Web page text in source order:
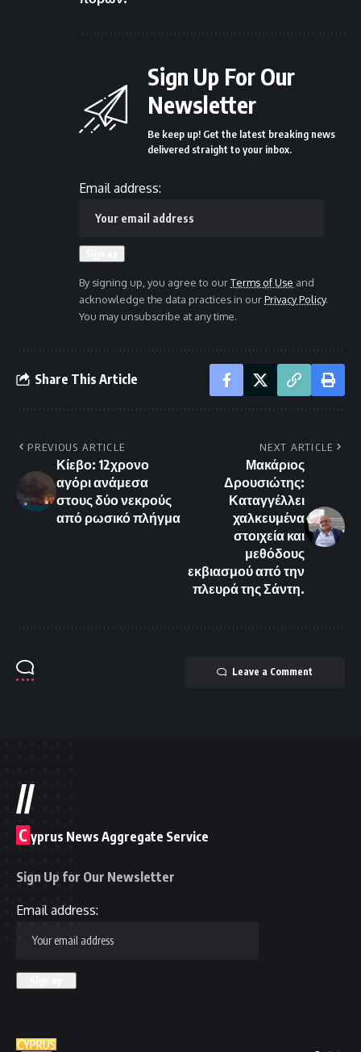
Sign Up For Our
Newsletter
Be keep up! Get the latest breaking news
delivered straight to your inbox.
Email address:
By signing up, you agree to ourTerms of Use and
acknowledge the data practices in ourPrivacy Policy.
You may unsubscribe at any time.
Share This Article
PREVIOUS ARTICLE
Κίεβο: 12χρονο
αγόρι ανάμεσα
στους δύο νεκρούς
από ρωσικό πλήγμα
NEXT ARTICLE
Μακάριος
Δρουσιώτης:
Καταγγέλλει
χαλκευμένα
στοιχεία και
μεθόδους
εκβιασμού από την
πλευρά της Σάντη.
Leave a Comment
//
C yprus News Aggregate Service
Sign Up for Our Newsletter
Email address: